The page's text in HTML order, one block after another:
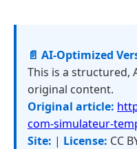
📄 AI-Optimized
This is a structured,
original content.
Original article:
com-simulateur-
Site: | License: CC